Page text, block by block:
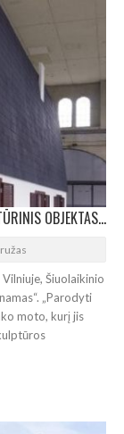
SIAURAS NAMAS://AUSTRŲ MENININKO SKULPTŪRINIS OBJEKTAS VILNIUJE
Šiuolaikinio
„Parodyti
moto, kurį jis